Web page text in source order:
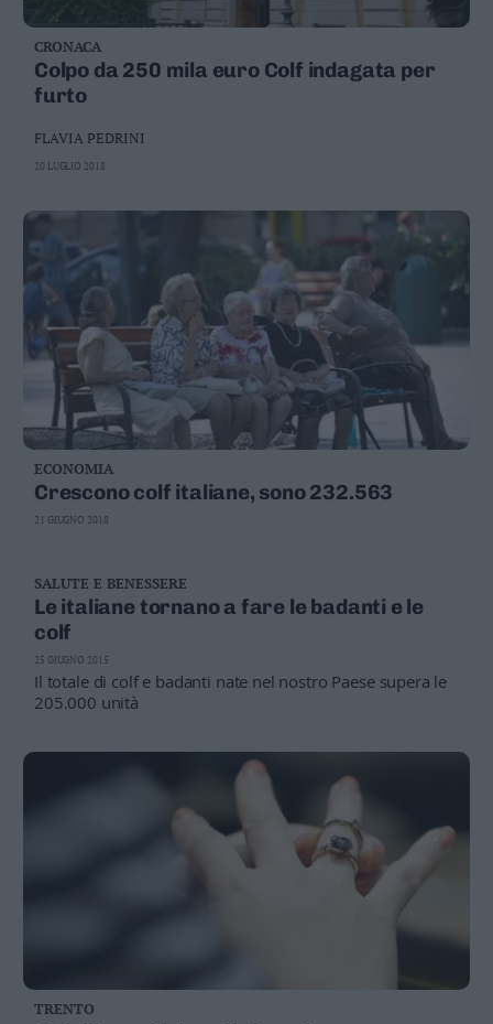
CRONACA
Colpo da 250 mila euro Colf indagata per
furto
FLAVIA PEDRINI
20 LUGLIO 2018
ECONOMIA
Crescono colf italiane, sono 232.563
21 GIUGNO 2018
SALUTE E BENESSERE
Le italiane tornano a fare le badanti e le
colf
Il totale di colf e badanti nate nel nostro Paese supera le
205.000 unità
25 GIUGNO 2015
TRENTO